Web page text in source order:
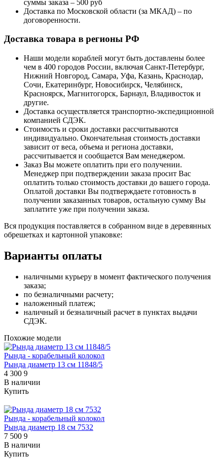
суммы заказа – 500 руб
Доставка по Московской области (за МКАД) – по
договоренности.
Доставка товара в регионы РФ
Наши модели кораблей могут быть доставлены более
чем в 400 городов России, включая Санкт-Петербург,
Нижний Новгород, Самара, Уфа, Казань, Краснодар,
Сочи, Екатеринбург, Новосибирск, Челябинск,
Красноярск, Магнитогорск, Барнаул, Владивосток и
другие.
Доставка осуществляется транспортно-экспедиционной
компанией СДЭК.
Стоимость и сроки доставки рассчитываются
индивидуально. Окончательная стоимость доставки
зависит от веса, объема и региона доставки,
рассчитывается и сообщается Вам менеджером.
Заказ Вы можете оплатить при его получении.
Менеджер при подтверждении заказа просит Вас
оплатить только стоимость доставки до вашего города.
Оплатой доставки Вы подтверждаете готовность в
получении заказанных товаров, остальную сумму Вы
заплатите уже при получении заказа.
Вся продукция поставляется в собранном виде в деревянных
обрешетках и картонной упаковке:
Варианты оплаты
наличными курьеру в момент фактического получения
заказа;
по безналичными расчету;
наложенный платеж;
наличный и безналичный расчет в пунктах выдачи
СДЭК.
Похожие модели
Рында - корабельный колокол
Рында диаметр 13 см 11848/5
4 300 9
В наличии
Купить
Рында - корабельный колокол
Рында диаметр 18 см 7532
7 500 9
В наличии
Купить